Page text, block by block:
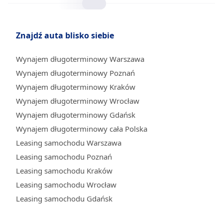
Znajdź auta blisko siebie
Wynajem długoterminowy Warszawa
Wynajem długoterminowy Poznań
Wynajem długoterminowy Kraków
Wynajem długoterminowy Wrocław
Wynajem długoterminowy Gdańsk
Wynajem długoterminowy cała Polska
Leasing samochodu Warszawa
Leasing samochodu Poznań
Leasing samochodu Kraków
Leasing samochodu Wrocław
Leasing samochodu Gdańsk